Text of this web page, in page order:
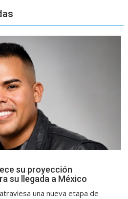
su proyección
su llegada a México
una nueva etapa de